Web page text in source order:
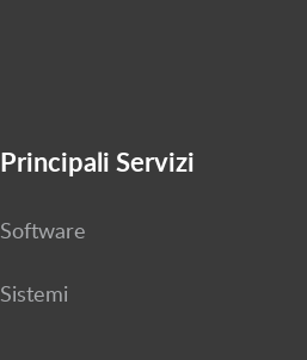
Principali Servizi
Software
Sistemi